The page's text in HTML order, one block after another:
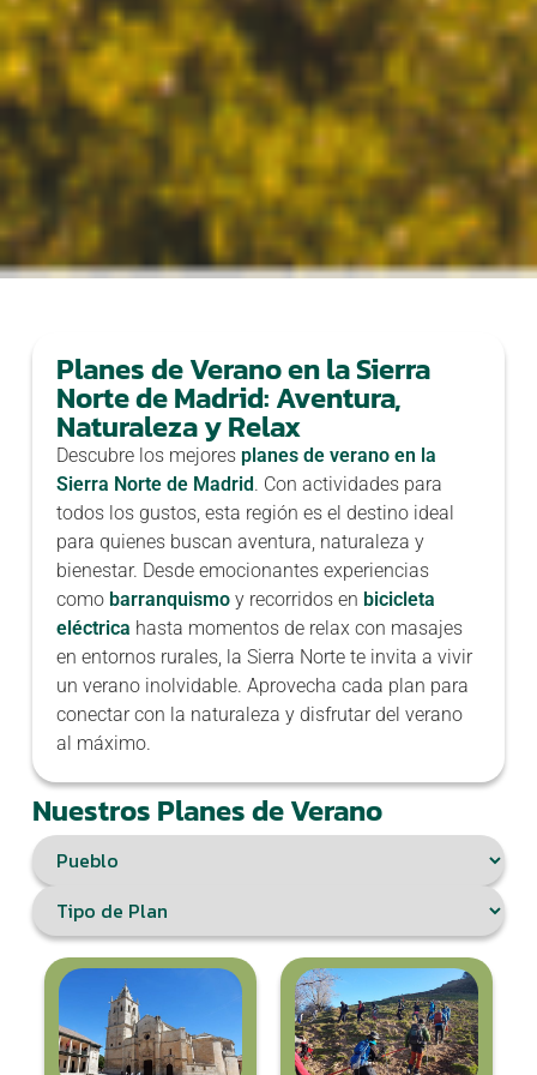
Planes de Verano en la Sierra
Norte de Madrid: Aventura,
Naturaleza y Relax
Descubre los mejores planes de verano en la
Sierra Norte de Madrid. Con actividades para
todos los gustos, esta región es el destino ideal
para quienes buscan aventura, naturaleza y
bienestar. Desde emocionantes experiencias
como barranquismoy recorridos en bicicleta
eléctrica hasta momentos de relax con masajes
en entornos rurales, la Sierra Norte te invita a vivir
un verano inolvidable. Aprovecha cada plan para
conectar con la naturaleza y disfrutar del verano
al máximo.
Nuestros Planes de Verano